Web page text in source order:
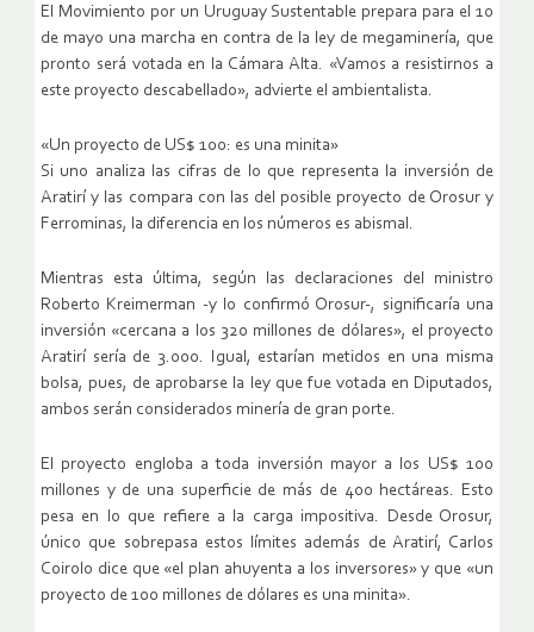
El Movimiento por un Uruguay Sustentable prepara para el 10
de mayo una marcha en contra de la ley de megaminería, que
pronto será votada en la Cámara Alta. «Vamos a resistirnos a
este proyecto descabellado», advierte el ambientalista.
«Un proyecto de US$ 100: es una minita»
Si uno analiza las cifras de lo que representa la inversión de
Aratirí y las compara con las del posible proyecto de Orosur y
Ferrominas, la diferencia en los números es abismal.
Mientras esta última, según las declaraciones del ministro
Roberto Kreimerman -y lo confirmó Orosur-, significaría una
inversión «cercana a los 320 millones de dólares», el proyecto
Aratirí sería de 3.000. Igual, estarían metidos en una misma
bolsa, pues, de aprobarse la ley que fue votada en Diputados,
ambos serán considerados minería de gran porte.
El proyecto engloba a toda inversión mayor a los US$ 100
millones y de una superficie de más de 400 hectáreas. Esto
pesa en lo que refiere a la carga impositiva. Desde Orosur,
único que sobrepasa estos límites además de Aratirí, Carlos
Coirolo dice que «el plan ahuyenta a los inversores» y que «un
proyecto de 100 millones de dólares es una minita».